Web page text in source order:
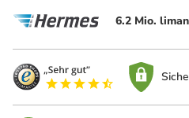
6.2 Mio.